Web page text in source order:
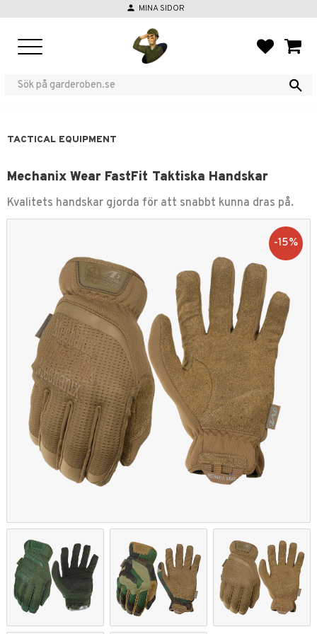
person MINA SIDOR
TACTICAL EQUIPMENT
Mechanix Wear FastFit Taktiska Handskar
Kvalitets handskar gjorda för att snabbt kunna dras på.
15%